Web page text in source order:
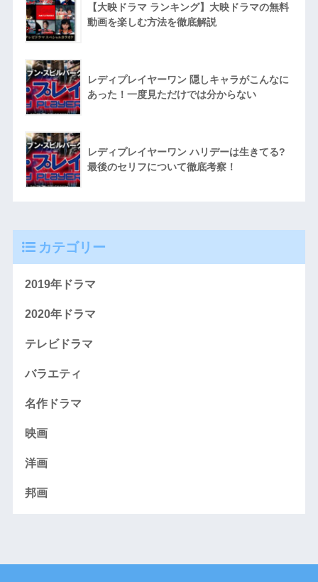
【大映ドラマ ランキング】大映ドラマの無料
動画を楽しむ方法を徹底解説
レディプレイヤーワン 隠しキャラがこんなに
あった！一度見ただけでは分からない
レディプレイヤーワン ハリデーは生きてる?
最後のセリフについて徹底考察！
カテゴリー
2019年ドラマ
2020年ドラマ
テレビドラマ
バラエティ
名作ドラマ
映画
洋画
邦画